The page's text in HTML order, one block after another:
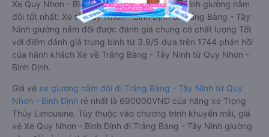
Xe Quy Nhơn - Bình Định Trảng Bàng - Tây Ninh giường nằm
đôi tốt nhất: Xe từ Quy Nhơn - Bình Định đi Trảng Bàng - Tây
Ninh giường nằm đôi được đánh giá chung có chất lượng Tốt
với điểm đánh giá trung bình từ 3.9/5 dựa trên 1744 phản hồi
của hành khách Xe về Trảng Bàng - Tây Ninh từ Quy Nhơn -
Bình Định.
Giá vé xe giường nằm đôi đi Trảng Bàng - Tây Ninh từ Quy
Nhơn - Bình Định rẻ nhất là 690000VND của hãng xe Trọng
Thủy Limousine. Tùy thuộc vào chương trình khuyến mãi, giá
vé Xe Quy Nhơn - Bình Định đi Trảng Bàng - Tây Ninh giường